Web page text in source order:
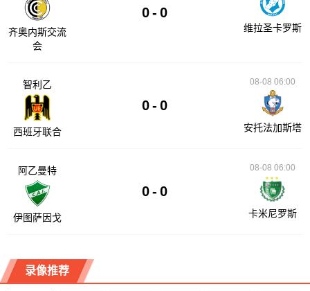
齐奥内斯交流
会
0 - 0
维拉圣卡罗斯
智利乙
西班牙联合
0 - 0
08-08 06:00
安托法加斯塔
阿乙曼特
伊图萨因戈
0 - 0
08-08 06:00
卡米尼罗斯
录像推荐